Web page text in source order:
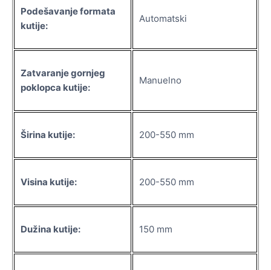
Podešavanje formata
kutije:
Automatski
Zatvaranje gornjeg
poklopca kutije:
Manuelno
Širina kutije: 200-550 mm
Visina kutije: 200-550 mm
Dužina kutije: 150 mm